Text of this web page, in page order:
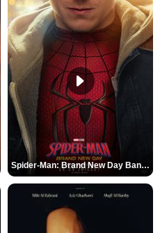
Spider-Man: Brand New Day Bande-annonce VO STFR